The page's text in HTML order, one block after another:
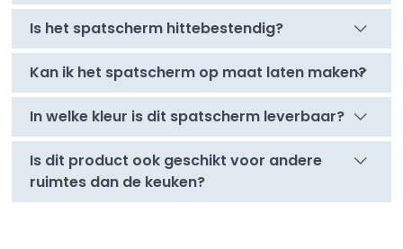
Is het spatscherm hittebestendig?
Kan ik het spatscherm op maat laten maken?
In welke kleur is dit spatscherm leverbaar?
Is dit product ook geschikt voor andere
ruimtes dan de keuken?